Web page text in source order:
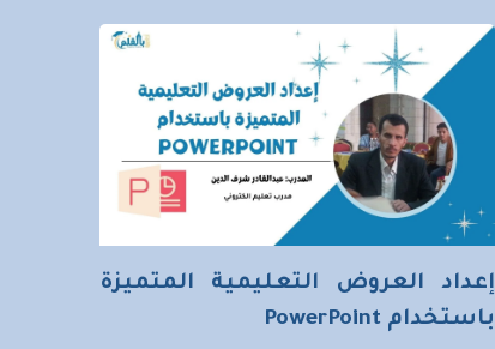
إعداد العروض التعليمية المتميزة
باستخدام PowerPoint